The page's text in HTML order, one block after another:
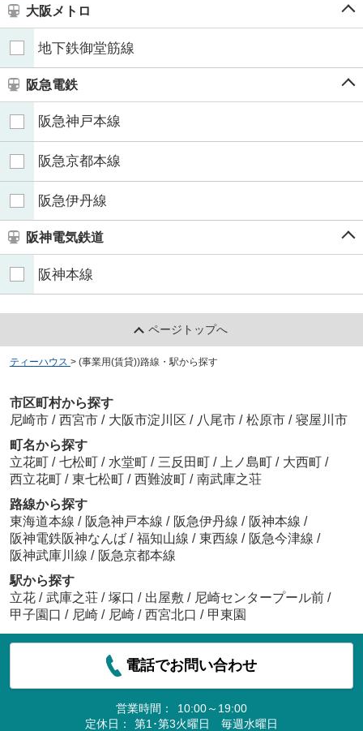
大阪メトロ
地下鉄御堂筋線
阪急電鉄
阪急神戸本線
阪急京都本線
阪急伊丹線
阪神電気鉄道
阪神本線
ページトップへ
ティーハウス > (事業用(賃貸))路線・駅から探す
市区町村から探す
尼崎市 / 西宮市 / 大阪市淀川区 / 八尾市 / 松原市 / 寝屋川市
町名から探す
立花町 / 七松町 / 水堂町 / 三反田町 / 上ノ島町 / 大西町 /
西立花町 / 東七松町 / 西難波町 / 南武庫之荘
路線から探す
東海道本線 / 阪急神戸本線 / 阪急伊丹線 / 阪神本線 /
阪神電鉄阪神なんば / 福知山線 / 東西線 / 阪急今津線 /
阪神武庫川線 / 阪急京都本線
駅から探す
立花 / 武庫之荘 / 塚口 / 出屋敷 / 尼崎センタープール前 /
甲子園口 / 尼崎 / 尼崎 / 西宮北口 / 甲東園
電話でお問い合わせ
営業時間：
10:00～19:00
定休日：
第1･第3火曜日 毎週水曜日